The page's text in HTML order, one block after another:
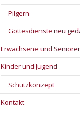
Pilgern
Gottesdienste neu
Erwachsene und
Kinder und Jugend
Schutzkonzept
Kontakt